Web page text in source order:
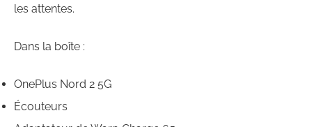
les attentes.
Dans la boîte :
OnePlus Nord 2 5G
Écouteurs